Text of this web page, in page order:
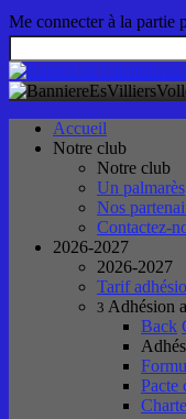
Me connecter à la partie
Accueil
Notre club
Notre club
Un palmarès
Nos
Contactez-
2026-2027
2026-2027
Tarif
3 Adhésion
Back
Pacte